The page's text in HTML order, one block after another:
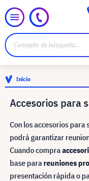
Inicio
Accesorios para
Con los accesorios para
podrá garantizar
Cuando compra
base para reuniones
presentación rápida o